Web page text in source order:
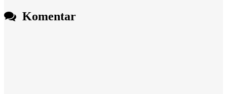
Komentar